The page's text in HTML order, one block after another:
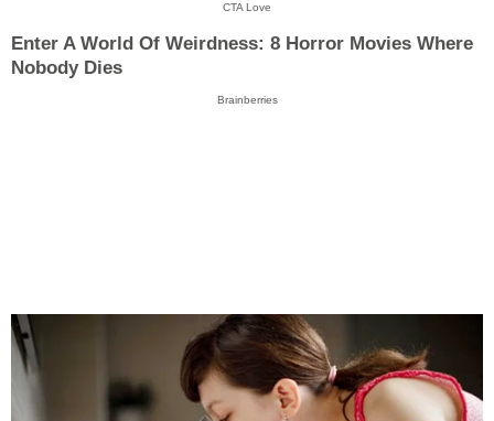
CTA Love
Enter A World Of Weirdness: 8 Horror Movies Where
Nobody Dies
Brainberries